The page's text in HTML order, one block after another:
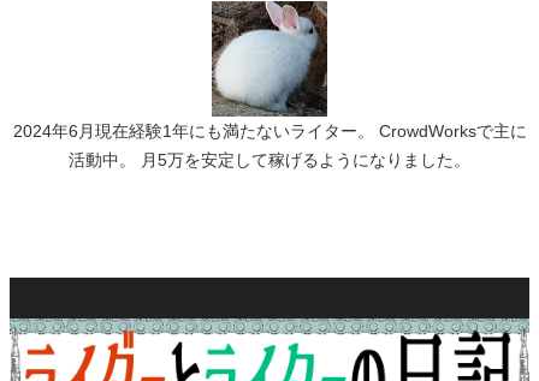
2024年6月現在経験1年にも満たないライター。 CrowdWorksで主に
活動中。 月5万を安定して稼げるようになりました。